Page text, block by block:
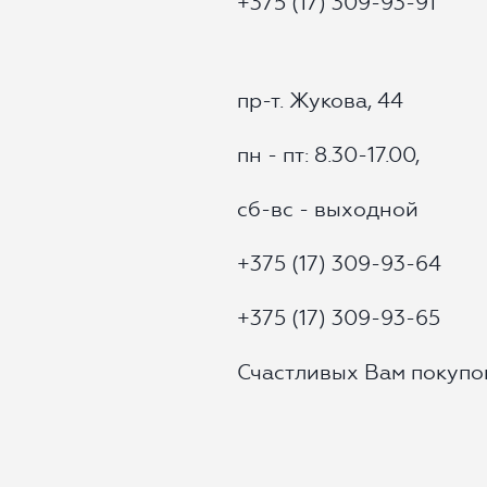
пр-т. Жукова, 44
пн - пт: 8.30-17.00,
сб-вс - выходной
+375 (17) 309-93-64
+375 (17) 309-93-65
Счастливых Вам